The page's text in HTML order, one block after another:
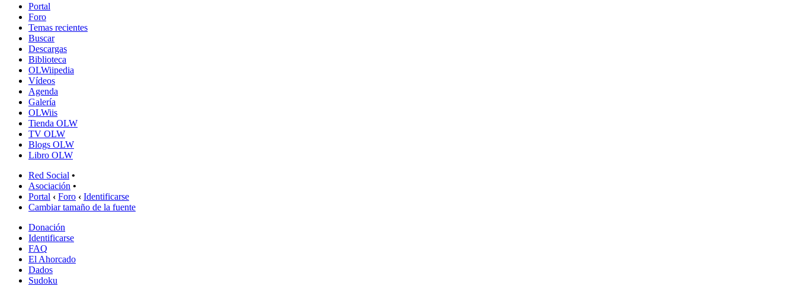
Portal
Foro
Temas recientes
Buscar
Descargas
Biblioteca
OLWiipedia
Vídeos
Agenda
Galería
OLWiis
Tienda OLW
TV OLW
Blogs OLW
Libro OLW
Red Social •
Asociación •
Portal ‹ Foro ‹ Identificarse
Cambiar tamaño de la fuente
Donación
Identificarse
FAQ
El Ahorcado
Dados
Sudoku